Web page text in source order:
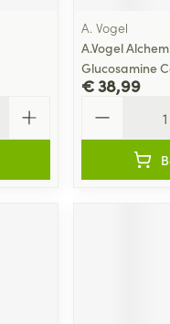
A. Vogel
A.Vogel
Glucosamine
€ 38,99